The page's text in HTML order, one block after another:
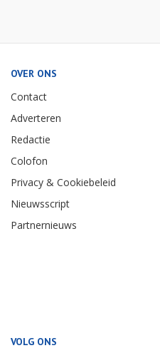
OVER ONS
Contact
Adverteren
Redactie
Colofon
Privacy & Cookiebeleid
Nieuwsscript
Partnernieuws
VOLG ONS